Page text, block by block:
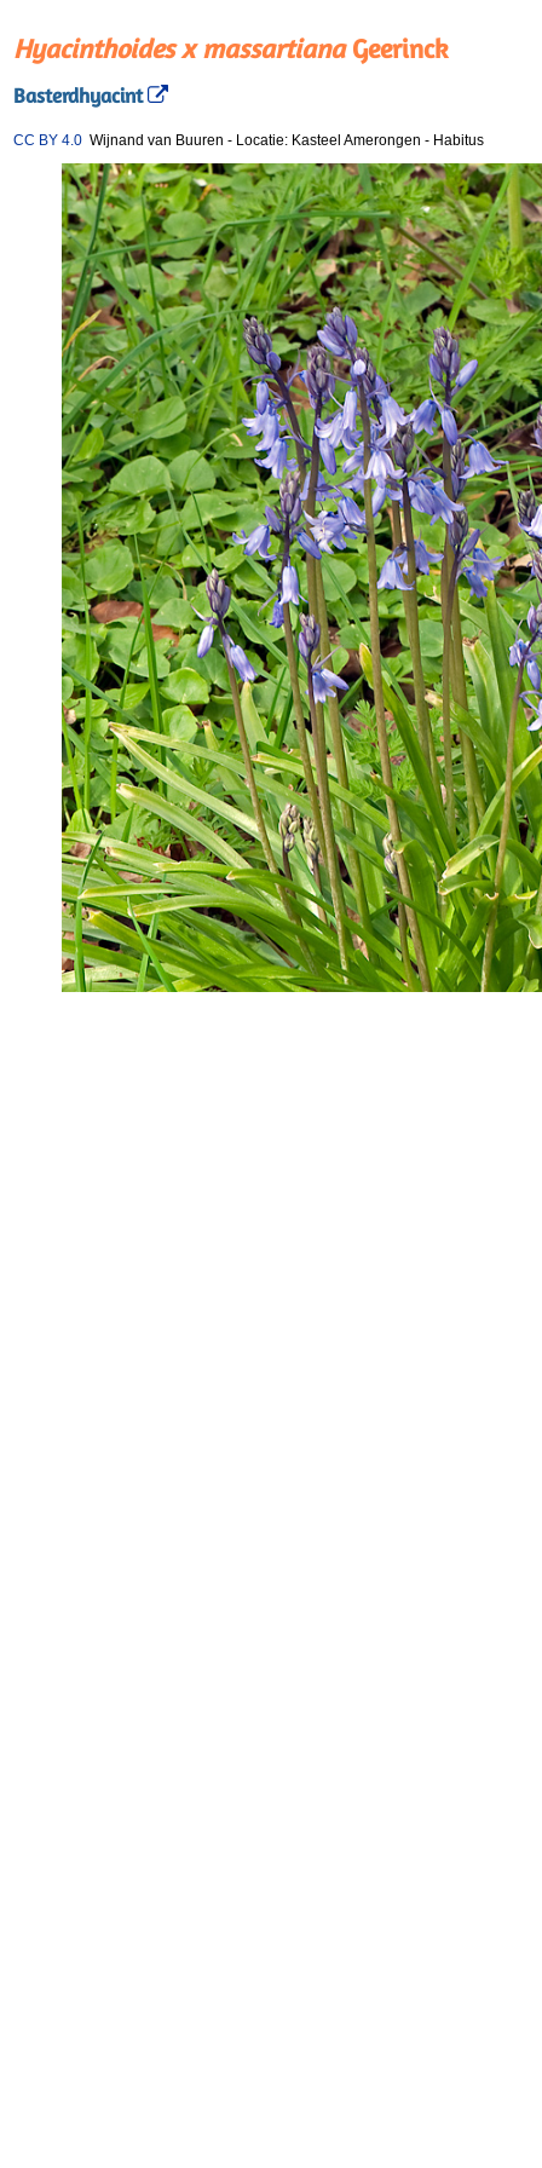
Hyacinthoides x massartianaGeerinck
Basterdhyacint
CC BY 4.0 Wijnand van Buuren - Locatie: Kasteel Amerongen - Habitus